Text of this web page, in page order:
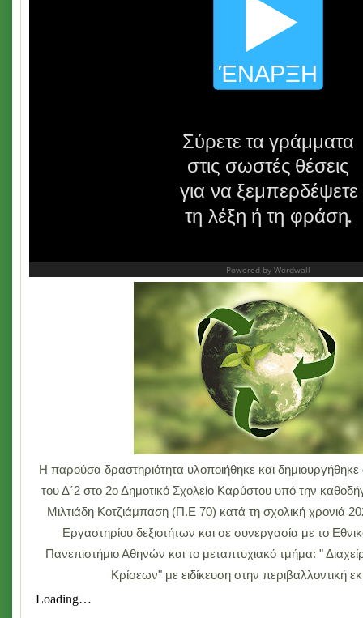
Η παρούσα δραστηριότητα υλοποιήθηκε και δημιουργήθηκε
του Δ΄2 στο 2ο Δημοτικό Σχολείο Καρύστου υπό την
Μιλτιάδη Κοτζιάμπαση (Π.Ε 70) κατά τη σχολική χρονιά
Εργαστηρίου δεξιοτήτων και σε συνεργασία με το
Πανεπιστήμιο Αθηνών και το μεταπτυχιακό τμήμα: "
Κρίσεων" με ειδίκευση στην περιβαλλοντική